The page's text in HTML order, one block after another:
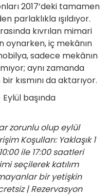
2017’deki tamamen
parlaklıkla ışıldıyor.
kıvrılan mimari
oynarken, iç mekânın
sadece mekânın
aynı zamanda
kısmını da aktarıyor.
başında
zorunlu olup eylül
Koşulları: Yaklaşık 1
ile 17:00 saatleri
seçilerek katılım
bir yetişkin
| Rezervasyon